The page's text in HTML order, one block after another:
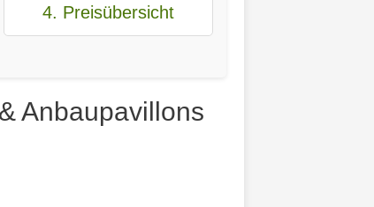
4. Preisübersicht
Anbaupavillons